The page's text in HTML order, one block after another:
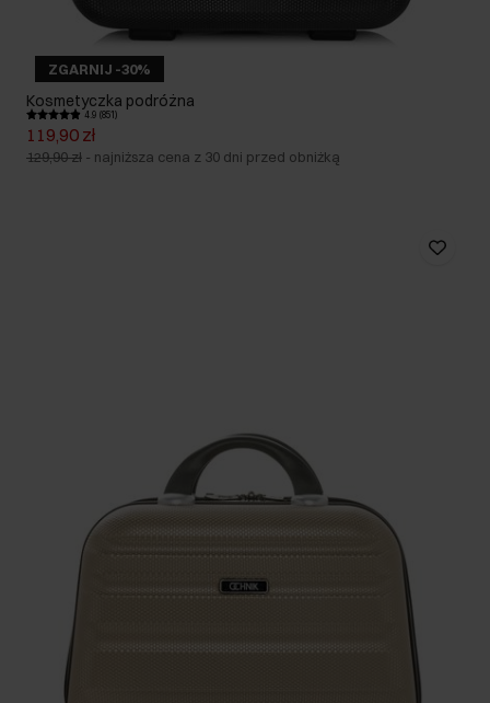
ZGARNIJ -30%
Kosmetyczka podróżna
4.9 (851)
119,90 zł
129,90 zł - najniższa cena z 30 dni przed obniżką